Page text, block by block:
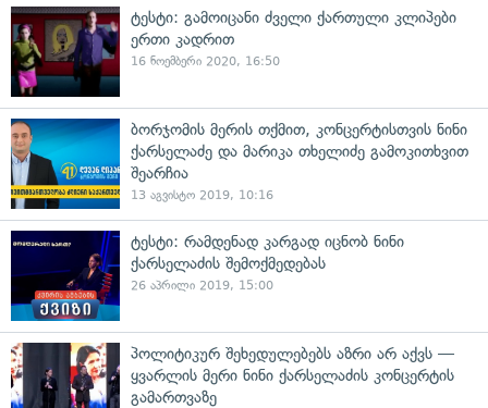
ტესტი: გამოიცანი ძველი ქართული კლიპები
ერთი კადრით
16 ნოემბერი 2020, 16:50
ბორჯომის მერის თქმით, კონცერტისთვის ნინი
ქარსელაძე და მარიკა თხელიძე გამოკითხვით
შეარჩია
13 აგვისტო 2019, 10:16
ტესტი: რამდენად კარგად იცნობ ნინი
ქარსელაძის შემოქმედებას
26 აპრილი 2019, 15:00
პოლიტიკურ შეხედულებებს აზრი არ აქვს —
ყვარლის მერი ნინი ქარსელაძის კონცერტის
გამართვაზე